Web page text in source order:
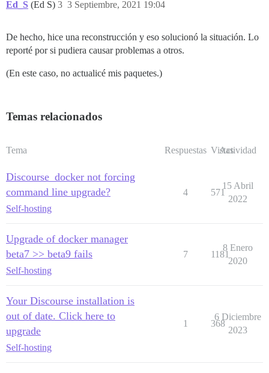
Ed_S (Ed S) 3 Septiembre, 2021 19:04
3
De hecho, hice una reconstrucción y eso solucionó la situación. Lo
reporté por si pudiera causar problemas a otros.
(En este caso, no actualicé mis paquetes.)
Temas relacionados
Tema Respuestas Vistas
Actividad
Discourse_docker not forcing
command line upgrade?
Self-hosting
4 571
15 Abril
2022
Upgrade of docker manager
beta7 >> beta9 fails
Self-hosting
7 1181
8 Enero
2020
Your Discourse installation is
out of date. Click here to
upgrade
Self-hosting
1 368
6 Diciembre
2023